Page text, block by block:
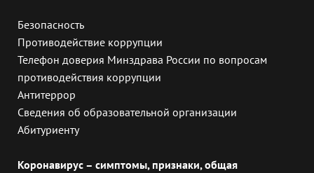
Безопасность
Противодействие коррупции
Телефон доверия Минздрава России по вопросам
противодействия коррупции
Антитеррор
Сведения об образовательной организации
Абитуриенту
Коронавирус – симптомы, признаки, общая